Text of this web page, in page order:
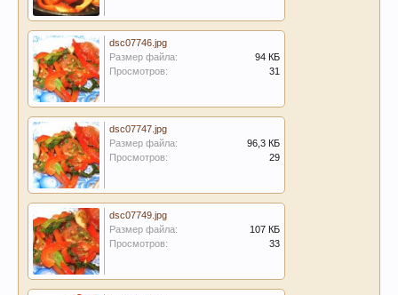
dsc07746.jpg
Размер файла:
94 КБ
Просмотров:
31
dsc07747.jpg
Размер файла:
96,3 КБ
Просмотров:
29
dsc07749.jpg
Размер файла:
107 КБ
Просмотров:
33